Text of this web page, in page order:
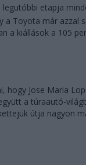
legutóbbi etapja
a Toyota már azzal
a kiállások a 105
hogy Jose Maria
a túraautó-
útja nagyon